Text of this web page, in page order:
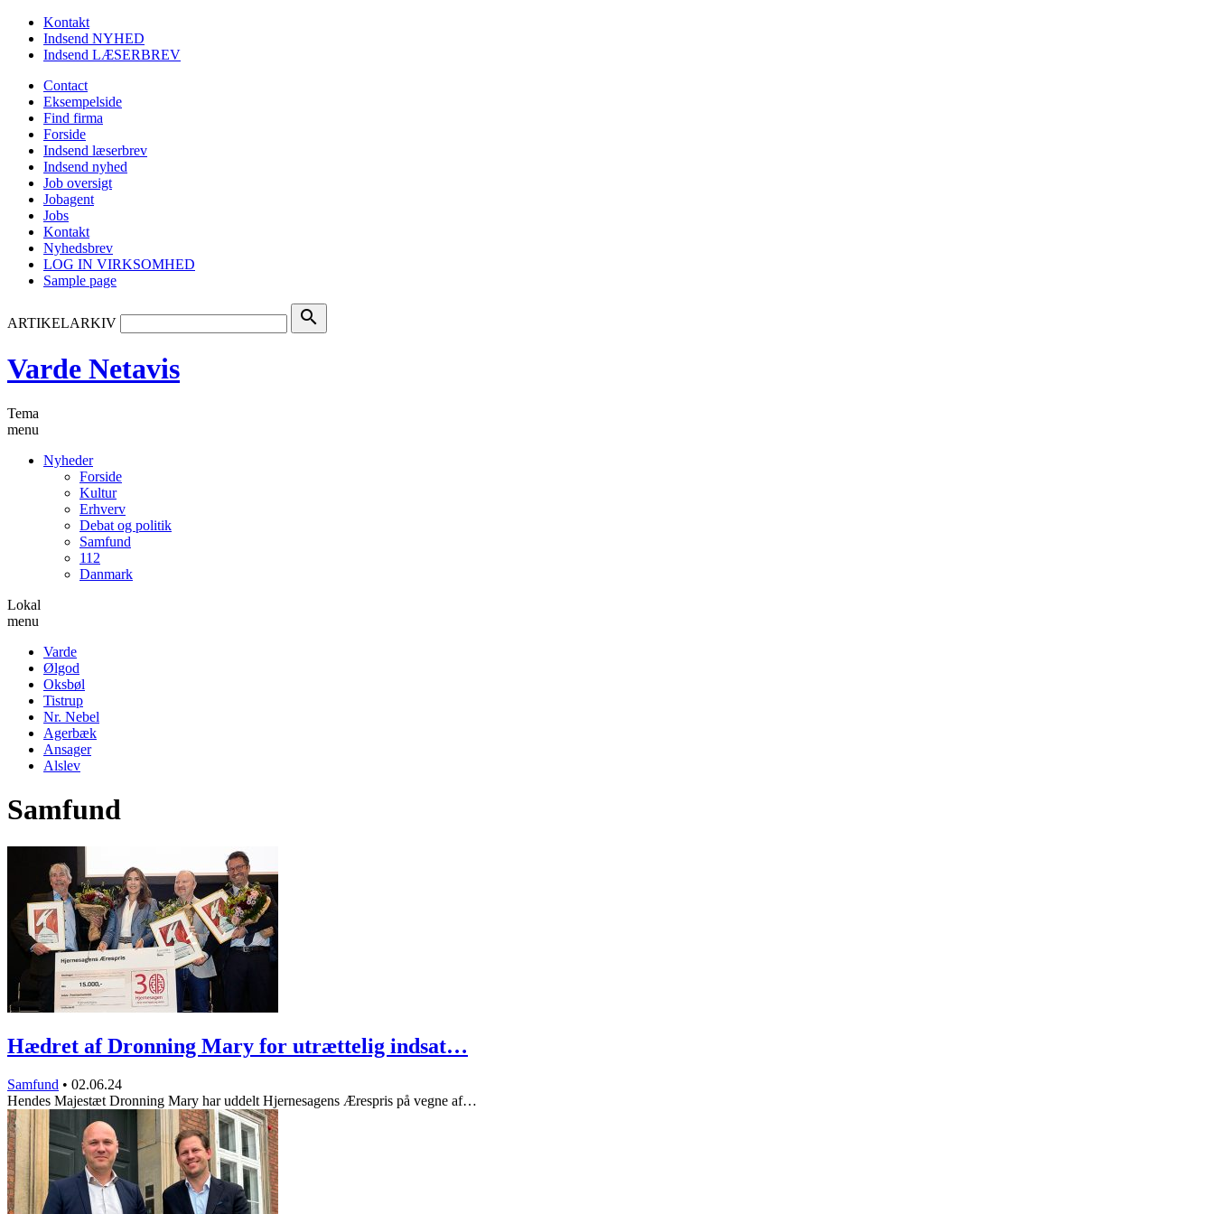
Kontakt
Indsend NYHED
Indsend LÆSERBREV
Contact
Eksempelside
Find firma
Forside
Indsend læserbrev
Indsend nyhed
Job oversigt
Jobagent
Jobs
Kontakt
Nyhedsbrev
LOG IN VIRKSOMHED
Sample page
ARTIKELARKIV search
Varde Netavis
Tema
menu
Nyheder
Forside
Kultur
Erhverv
Debat og politik
Samfund
112
Danmark
Lokal
menu
Varde
Ølgod
Oksbøl
Tistrup
Nr. Nebel
Agerbæk
Ansager
Alslev
Samfund
Hædret af Dronning Mary for utrættelig indsat…
Samfund • 02.06.24
Hendes Majestæt Dronning Mary har uddelt Hjernesagens Ærespris på vegne af…